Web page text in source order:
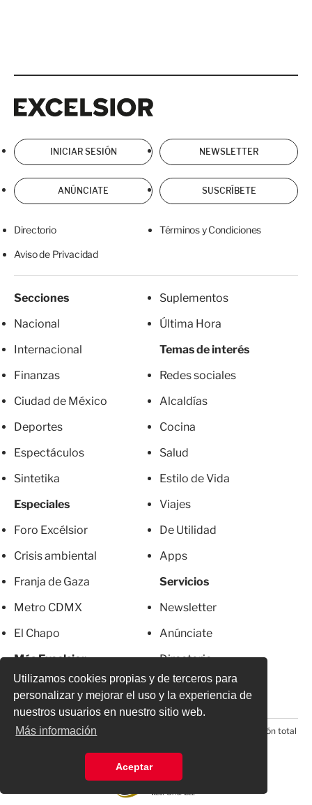
Utilizamos cookies propias y de terceros para
personalizar y mejorar el uso y la experiencia de
nuestros usuarios en nuestro sitio web.
Más información
Aceptar
INICIAR SESIÓN NEWSLETTER
ANÚNCIATE SUSCRÍBETE
Directorio Términos y Condiciones
Aviso de Privacidad
Secciones
Nacional
Internacional
Finanzas
Ciudad de México
Deportes
Espectáculos
Sintetika
Especiales
Foro Excélsior
Crisis ambiental
Franja de Gaza
Metro CDMX
El Chapo
Más Excelsior
Mujeres
Suplementos
Última Hora
Temas de interés
Redes sociales
Alcaldías
Cocina
Salud
Estilo de Vida
Viajes
De Utilidad
Apps
Servicios
Newsletter
Anúnciate
Directorio
Suscripciones
© 2026 Todos los derechos reservados. Prohibida la reproducción total